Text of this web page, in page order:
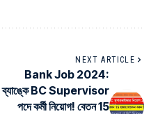
NEXT ARTICLE
Bank Job 2024:
ব্যাঙ্কে BC Supervisor
পদে কর্মী নিয়োগ! বেতন 15